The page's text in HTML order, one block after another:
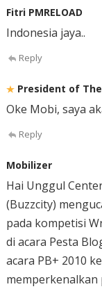
Fitri PMRELOAD
Indonesia jaya..
Reply
President of
Oke Mobi, saya
Reply
Mobilizer
Hai Unggul
(Buzzcity)
pada kompetisi
di acara Pesta
acara PB+ 2010